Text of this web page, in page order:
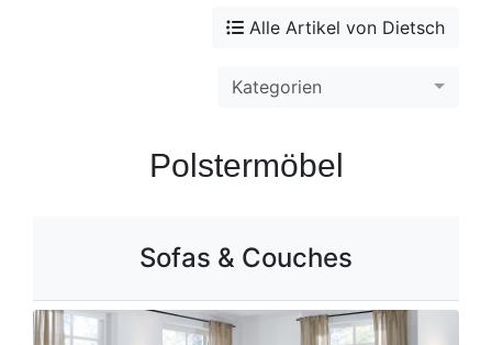
Alle Artikel von Dietsch
Kategorien
Polstermöbel
Sofas & Couches